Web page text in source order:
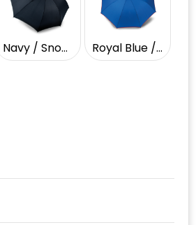
Navy / Snow Grey Royal Blue / Red